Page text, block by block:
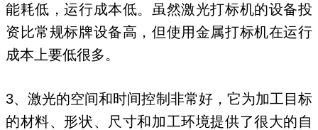
能耗低，运行成本低。虽然激光打标机的设备投
资比常规标牌设备高，但使用金属打标机在运行
成本上要低很多。
3、激光的空间和时间控制非常好，它为加工目标
的材料、形状、尺寸和加工环境提供了很大的自